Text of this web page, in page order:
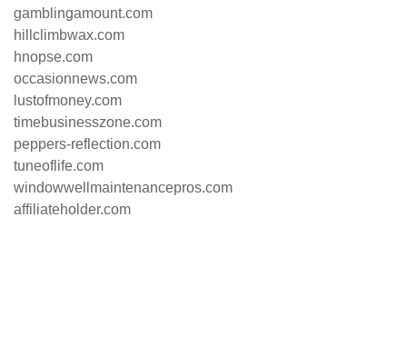
gamblingamount.com
hillclimbwax.com
hnopse.com
occasionnews.com
lustofmoney.com
timebusinesszone.com
peppers-reflection.com
tuneoflife.com
windowwellmaintenancepros.com
affiliateholder.com